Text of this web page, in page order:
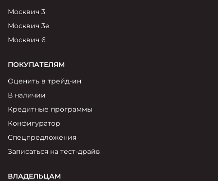
Москвич 3
Москвич 3е
Москвич 6
ПОКУПАТЕЛЯМ
Оценить в трейд-ин
В наличии
Кредитные программы
Конфигуратор
Спецпредложения
Записаться на тест-драйв
ВЛАДЕЛЬЦАМ